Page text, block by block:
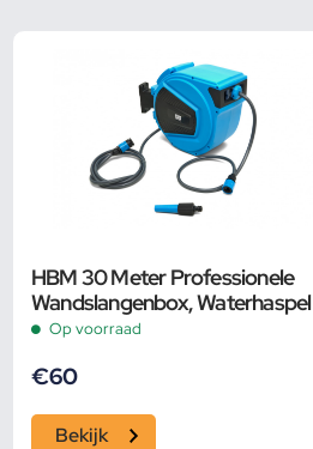
HBM 30 Meter Professionele
Wandslangenbox, Waterhaspel
Op voorraad
€60
Bekijk